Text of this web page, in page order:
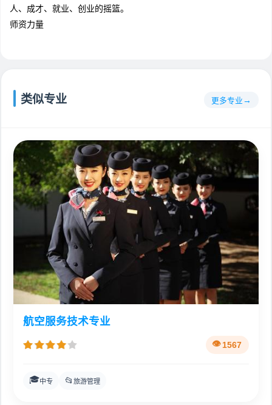
人、成才、就业、创业的摇篮。
师资力量
类似专业 更多专业
航空服务技术专业
1567
🎓中专 📂 旅游管理